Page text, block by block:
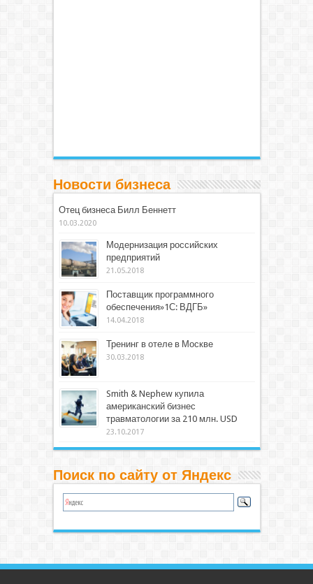
Новости бизнеса
Отец бизнеса Билл Беннетт
10.03.2020
Модернизация российских
предприятий
21.05.2018
Поставщик программного
обеспечения»1С: ВДГБ»
14.04.2018
Тренинг в отеле в Москве
30.03.2018
Smith & Nephew купила
американский бизнес
травматологии за 210 млн. USD
23.10.2017
Поиск по сайту от Яндекс